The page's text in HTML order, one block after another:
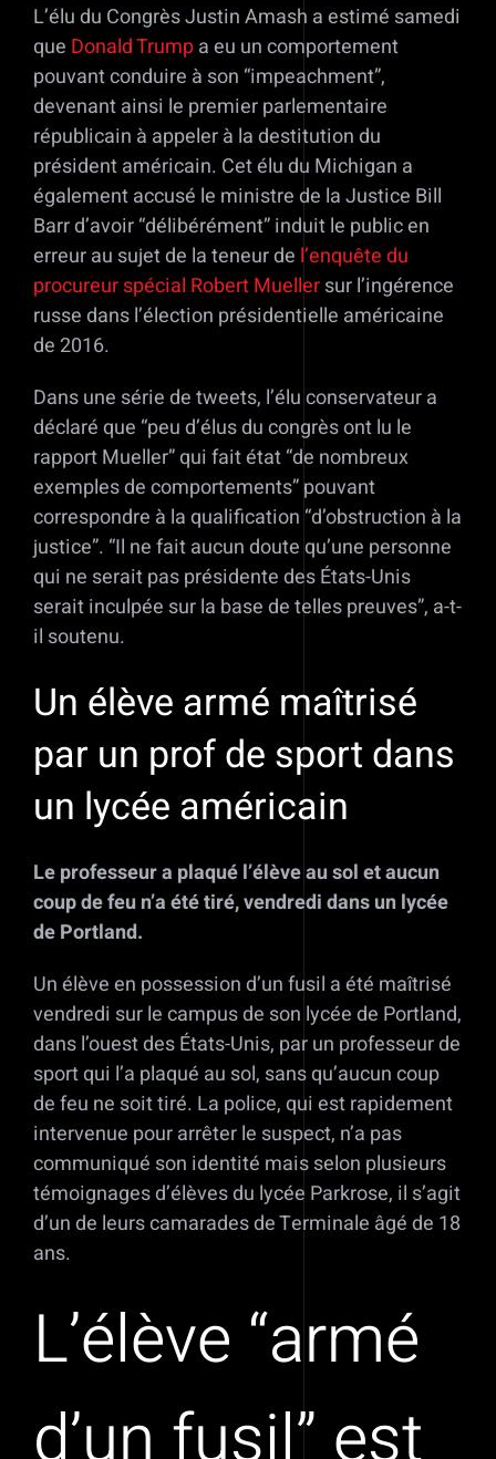
L’élu du Congrès Justin Amash a estimé samedi
que Donald Trumpa eu un comportement
pouvant conduire à son “impeachment”,
devenant ainsi le premier parlementaire
républicain à appeler à la destitution du
président américain. Cet élu du Michigan a
également accusé le ministre de la Justice Bill
Barr d’avoir “délibérément” induit le public en
erreur au sujet de la teneur de l’enquête du
procureur spécial Robert Muellersur l’ingérence
russe dans l’élection présidentielle américaine
de 2016.
Dans une série de tweets, l’élu conservateur a
déclaré que “peu d’élus du congrès ont lu le
rapport Mueller” qui fait état “de nombreux
exemples de comportements” pouvant
correspondre à la qualification “d’obstruction à la
justice”. “Il ne fait aucun doute qu’une personne
qui ne serait pas présidente des États-Unis
serait inculpée sur la base de telles preuves”, a-t-
il soutenu.
Un élève armé maîtrisé
par un prof de sport dans
un lycée américain
Le professeur a plaqué l’élève au sol et aucun
coup de feu n’a été tiré, vendredi dans un lycée
de Portland.
Un élève en possession d’un fusil a été maîtrisé
vendredi sur le campus de son lycée de Portland,
dans l’ouest des États-Unis, par un professeur de
sport qui l’a plaqué au sol, sans qu’aucun coup
de feu ne soit tiré. La police, qui est rapidement
intervenue pour arrêter le suspect, n’a pas
communiqué son identité mais selon plusieurs
témoignages d’élèves du lycée Parkrose, il s’agit
d’un de leurs camarades de Terminale âgé de 18
ans.
L’élève “armé